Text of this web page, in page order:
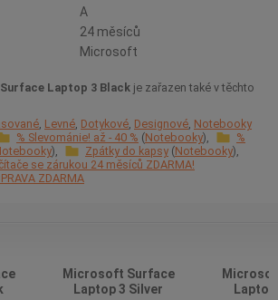
A
24 měsíců
Microsoft
Laptop 3 Black je zařazen také v těchto
Levné Dotykové Designové Notebooky
% Slevománie! až - 40 % Notebooky
%
Zpátky do kapsy Notebooky
se zárukou 24 měsíců ZDARMA!
ZDARMA
Microsoft Surface
Laptop 3 Silver